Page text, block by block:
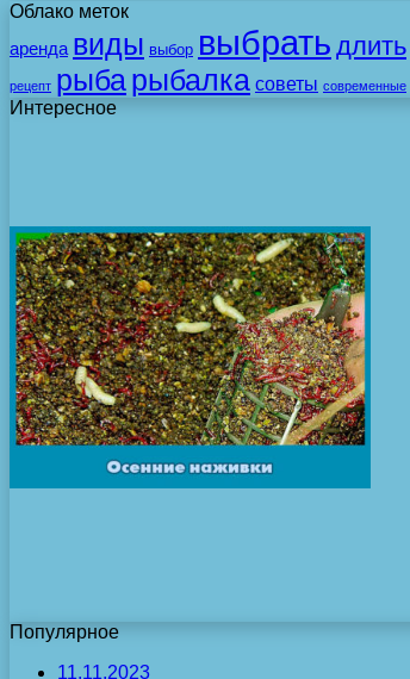
Облако меток
аренда виды выбор выбрать длить
рецепт рыбарыбалка советы современные
Интересное
Популярное
11.11.2023